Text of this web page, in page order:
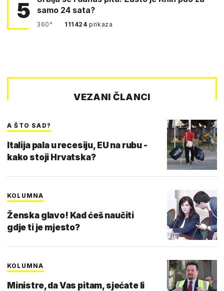
5
samo 24 sata?
360° 111424prikaza
VEZANI ČLANCI
A ŠTO SAD?
Italija pala u recesiju, EU na rubu -
kako stoji Hrvatska?
KOLUMNA
Ženska glavo! Kad ćeš naučiti
gdje ti je mjesto?
KOLUMNA
Ministre, da Vas pitam, sjećate li